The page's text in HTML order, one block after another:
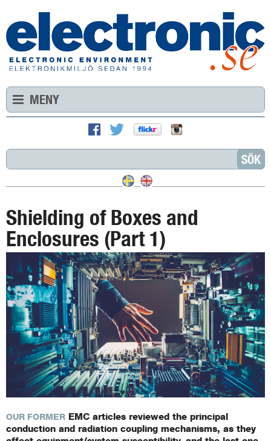
MENY
Shielding of Boxes and
Enclosures (Part 1)
OUR FORMER EMC articles reviewed the principal
conduction and radiation coupling mechanisms, as they